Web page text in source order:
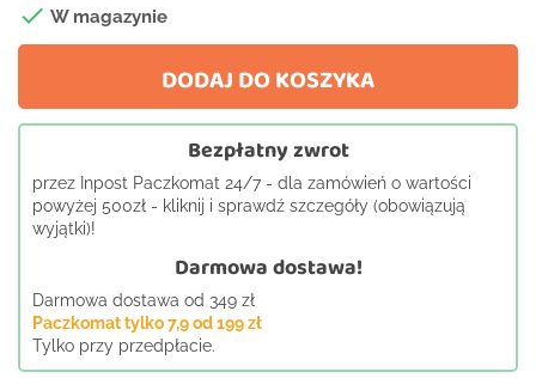
 W magazynie
DODAJ DO KOSZYKA
Bezpłatny zwrot
przez Inpost Paczkomat 24/7 - dla zamówień o wartości
powyżej 500zł - kliknij i sprawdź szczegóły (obowiązują
wyjątki)!
Darmowa dostawa!
Darmowa dostawa od 349 zł
Paczkomat tylko 7,9 od 199 zł
Tylko przy przedpłacie.